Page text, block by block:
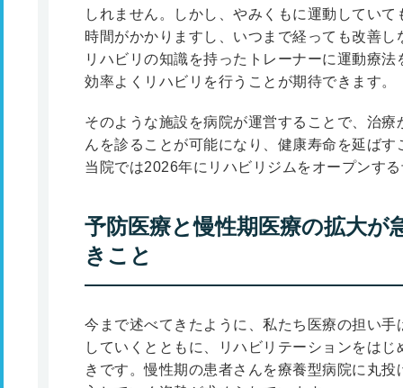
しれません。しかし、やみくもに運動してい
時間がかかりますし、いつまで経っても改善
リハビリの知識を持ったトレーナーに運動療
効率よくリハビリを行うことが期待できます。
そのような施設を病院が運営することで、治
んを診ることが可能になり、健康寿命を延ば
当院では2026年にリハビリジムをオープンす
予防医療と慢性期医療の拡大
きこと
今まで述べてきたように、私たち医療の担い
していくとともに、リハビリテーションをは
きです。慢性期の患者さんを療養型病院に丸